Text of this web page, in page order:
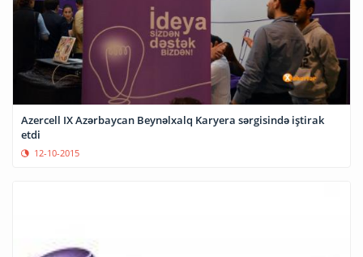
Azercell IX Azərbaycan Beynəlxalq Karyera sərgisində iştirak
etdi
12-10-2015